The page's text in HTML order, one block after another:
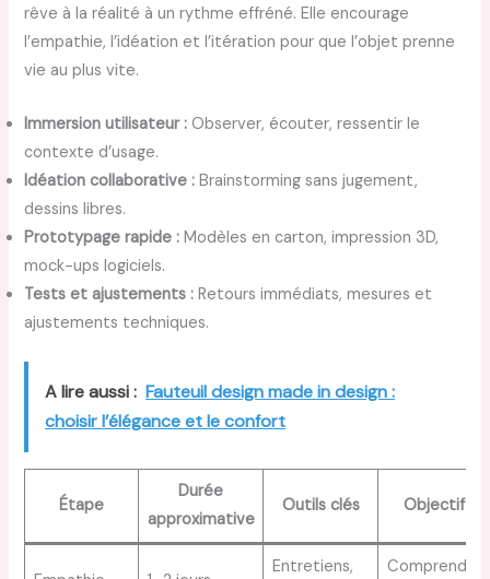
rêve à la réalité à un rythme effréné. Elle encourage
l’empathie, l’idéation et l’itération pour que l’objet prenne
vie au plus vite.
Immersion utilisateur : Observer, écouter, ressentir le
contexte d’usage.
Idéation collaborative : Brainstorming sans jugement,
dessins libres.
Prototypage rapide : Modèles en carton, impression 3D,
mock-ups logiciels.
Tests et ajustements : Retours immédiats, mesures et
ajustements techniques.
A lire aussi : Fauteuil design made in design :
choisir l’élégance et le confort
Étape
Durée
approximative
Outils clés Objectif
Entretiens,
Comprendre